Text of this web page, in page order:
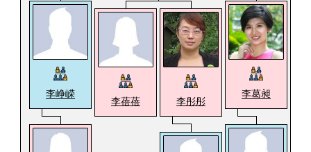
李峥嵘
李蓓蓓 李彤彤
李葛昶